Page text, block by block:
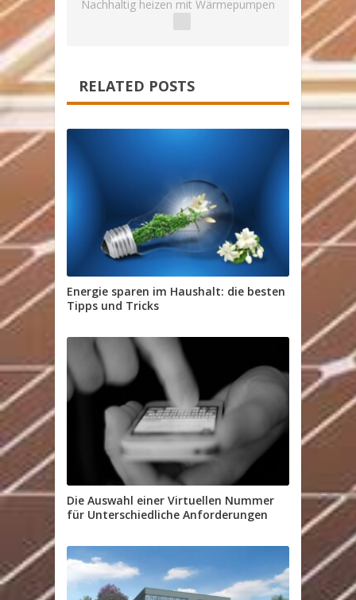
Nachhaltig heizen mit Wärmepumpen
RELATED POSTS
Energie sparen im Haushalt: die besten
Tipps und Tricks
Die Auswahl einer Virtuellen Nummer
für Unterschiedliche Anforderungen